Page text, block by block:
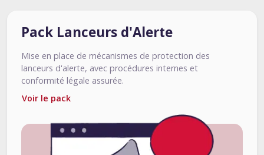
Pack Lanceurs d'Alerte
Mise en place de mécanismes de protection des
lanceurs d'alerte, avec procédures internes et
conformité légale assurée.
Voir le pack